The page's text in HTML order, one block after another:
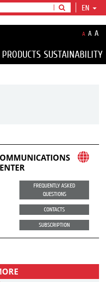
EN
A A A
PRODUCTS SUSTAINABILITY
FREQUENTLY ASKED
QUESTIONS
CONTACTS
SUBSCRIPTION